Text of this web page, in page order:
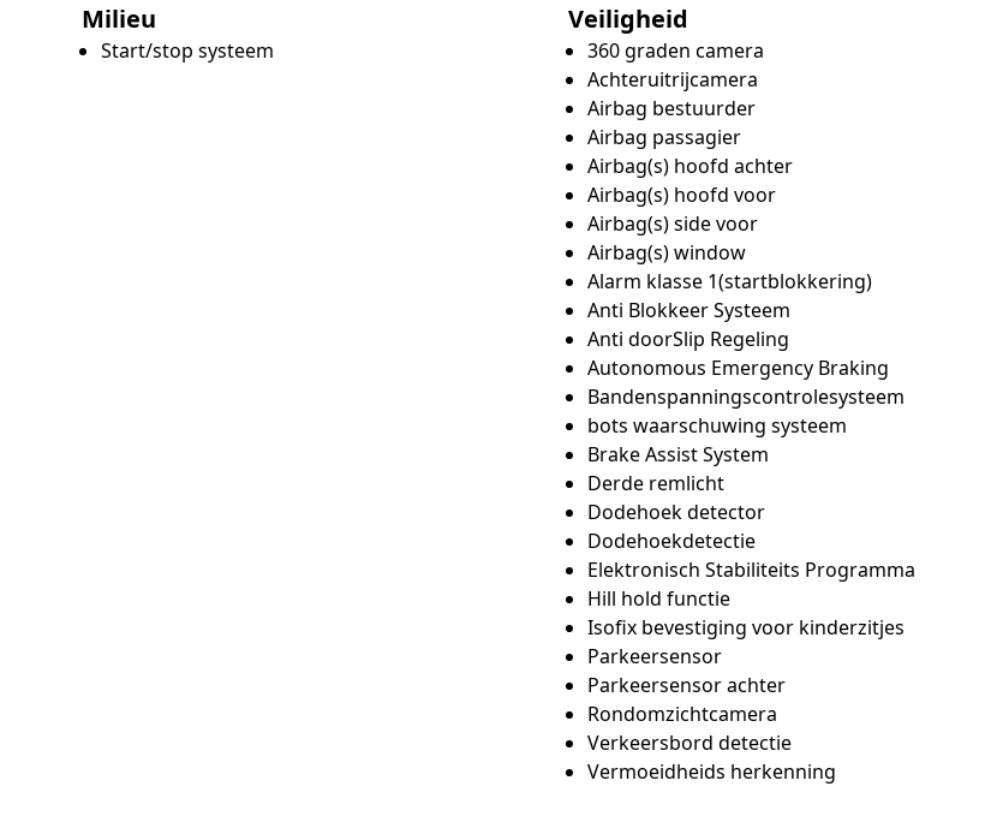
Milieu
Start/stop systeem
Veiligheid
360 graden camera
Achteruitrijcamera
Airbag bestuurder
Airbag passagier
Airbag(s) hoofd achter
Airbag(s) hoofd voor
Airbag(s) side voor
Airbag(s) window
Alarm klasse 1(startblokkering)
Anti Blokkeer Systeem
Anti doorSlip Regeling
Autonomous Emergency Braking
Bandenspanningscontrolesysteem
bots waarschuwing systeem
Brake Assist System
Derde remlicht
Dodehoek detector
Dodehoekdetectie
Elektronisch Stabiliteits Programma
Hill hold functie
Isofix bevestiging voor kinderzitjes
Parkeersensor
Parkeersensor achter
Rondomzichtcamera
Verkeersbord detectie
Vermoeidheids herkenning